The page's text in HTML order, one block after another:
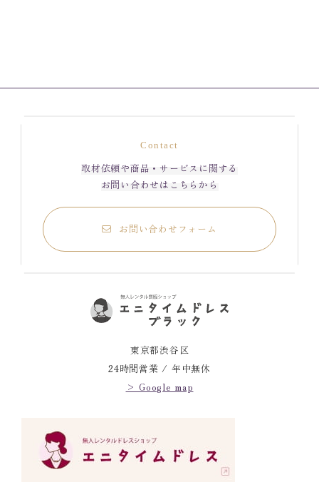
東京都渋谷区
24時間営業 / 年中無休
> Google map
Contact
取材依頼や商品・サービスに関する
お問い合わせはこちらから
お問い合わせフォーム